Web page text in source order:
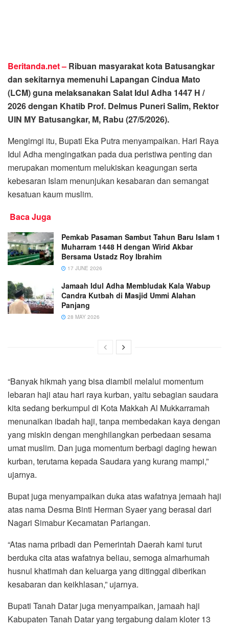
Beritanda.net – Ribuan masyarakat kota Batusangkar
dan sekitarnya memenuhi Lapangan Cindua Mato
(LCM) guna melaksanakan Salat Idul Adha 1447 H /
2026 dengan Khatib Prof. Delmus Puneri Salim, Rektor
UIN MY Batusangkar, M, Rabu (27/5/2026).
Mengirngi itu, Bupati Eka Putra menyampaikan. Hari Raya
Idul Adha mengingatkan pada dua peristiwa penting dan
merupakan momentum melukiskan keagungan serta
kebesaran Islam menunjukan kesabaran dan semangat
kesatuan kaum muslim.
Baca Juga
Pemkab Pasaman Sambut Tahun Baru Islam 1
Muharram 1448 H dengan Wirid Akbar
Bersama Ustadz Roy Ibrahim
17 JUNE 2026
Jamaah Idul Adha Membludak Kala Wabup
Candra Kutbah di Masjid Ummi Alahan
Panjang
28 MAY 2026
“Banyak hikmah yang bisa diambil melalui momentum
lebaran haji atau hari raya kurban, yaitu sebagian saudara
kita sedang berkumpul di Kota Makkah Al Mukkarramah
menunaikan ibadah haji, tanpa membedakan kaya dengan
yang miskin dengan menghilangkan perbedaan sesama
umat muslim. Dan juga momentum berbagi daging hewan
kurban, terutama kepada Saudara yang kurang mampi,”
ujarnya.
Bupat juga menyampaikan duka atas wafatnya jemaah haji
atas nama Desma Binti Herman Syaer yang berasal dari
Nagari Simabur Kecamatan Pariangan.
“Atas nama pribadi dan Pemerintah Daerah kami turut
berduka cita atas wafatnya beliau, semoga almarhumah
husnul khatimah dan keluarga yang ditinggal diberikan
kesabaran dan keikhlasan,” ujarnya.
Bupati Tanah Datar juga menyampaikan, jamaah haji
Kabupaten Tanah Datar yang tergabung dalam kloter 13